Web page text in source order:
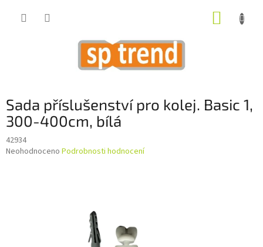
Sada příslušenství pro kolej. Basic 1,
300-400cm, bílá
42934
Průměrné
Neohodnoceno Podrobnosti hodnocení